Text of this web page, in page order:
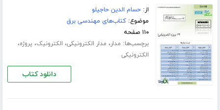
از:حسام الدین حاجیلو
موضوع:کتاب‌های مهندسی برق
۱۱۰ صفحه
برچسب‌ها: مدار، مدار الکترونیکی، الکترونیک، پروژه،
الکترونیکی
دانلود کتاب